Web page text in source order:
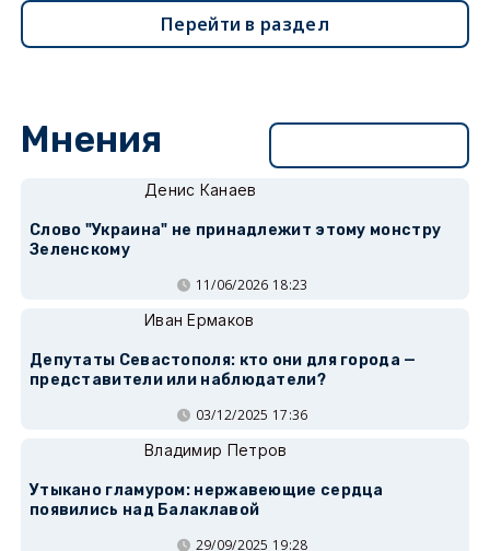
Перейти в раздел
Мнения
Денис Канаев
Слово "Украина" не принадлежит этому монстру
Зеленскому
11/06/2026 18:23
Иван Ермаков
Депутаты Севастополя: кто они для города —
представители или наблюдатели?
03/12/2025 17:36
Владимир Петров
Утыкано гламуром: нержавеющие сердца
появились над Балаклавой
29/09/2025 19:28